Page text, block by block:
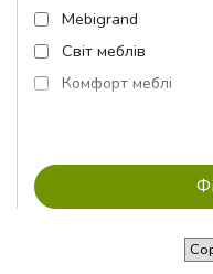
Mebigrand
Світ меблів
Комфорт меблі